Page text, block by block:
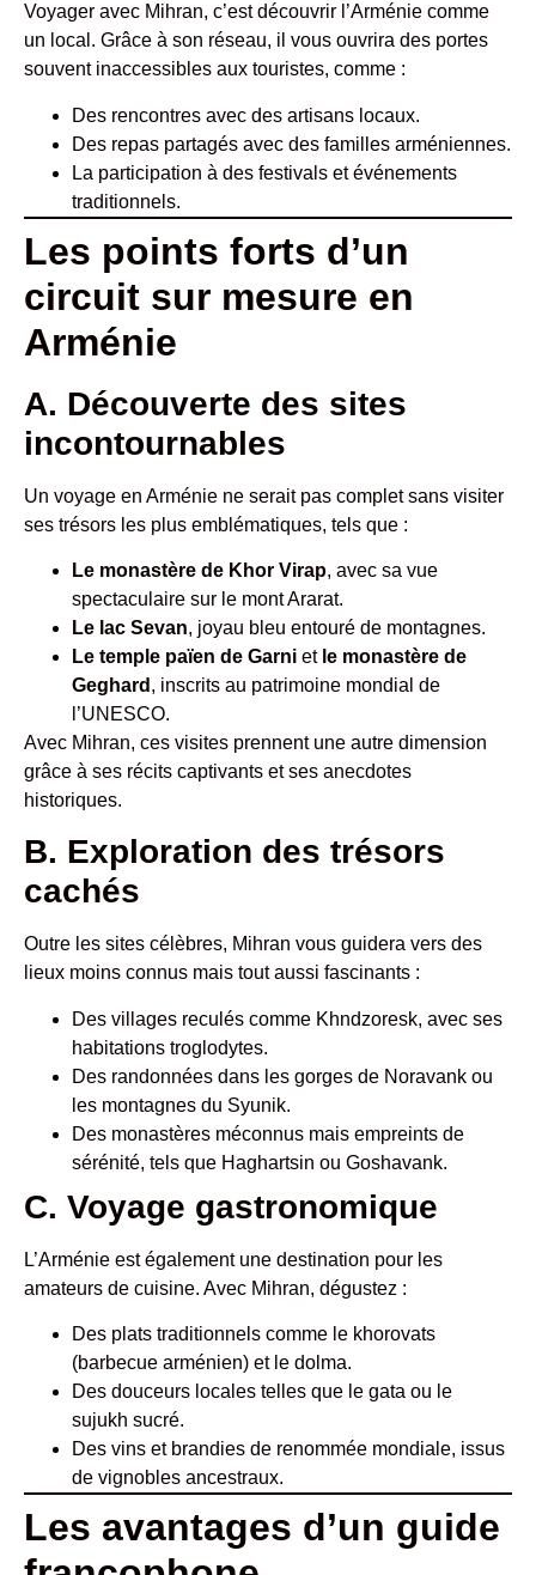
Voyager avec Mihran, c’est découvrir l’Arménie comme
un local. Grâce à son réseau, il vous ouvrira des portes
souvent inaccessibles aux touristes, comme :
Des rencontres avec des artisans locaux.
Des repas partagés avec des familles arméniennes.
La participation à des festivals et événements
traditionnels.
Les points forts d’un
circuit sur mesure en
Arménie
A. Découverte des sites
incontournables
Un voyage en Arménie ne serait pas complet sans visiter
ses trésors les plus emblématiques, tels que :
Le monastère de Khor Virap, avec sa vue
spectaculaire sur le mont Ararat.
Le lac Sevan, joyau bleu entouré de montagnes.
Le temple païen de Garni et le monastère de
Geghard , inscrits au patrimoine mondial de
l’UNESCO.
Avec Mihran, ces visites prennent une autre dimension
grâce à ses récits captivants et ses anecdotes
historiques.
B. Exploration des trésors
cachés
Outre les sites célèbres, Mihran vous guidera vers des
lieux moins connus mais tout aussi fascinants :
Des villages reculés comme Khndzoresk, avec ses
habitations troglodytes.
Des randonnées dans les gorges de Noravank ou
les montagnes du Syunik.
Des monastères méconnus mais empreints de
sérénité, tels que Haghartsin ou Goshavank.
C. Voyage gastronomique
L’Arménie est également une destination pour les
amateurs de cuisine. Avec Mihran, dégustez :
Des plats traditionnels comme le khorovats
(barbecue arménien) et le dolma.
Des douceurs locales telles que le gata ou le
sujukh sucré.
Des vins et brandies de renommée mondiale, issus
de vignobles ancestraux.
Les avantages d’un guide